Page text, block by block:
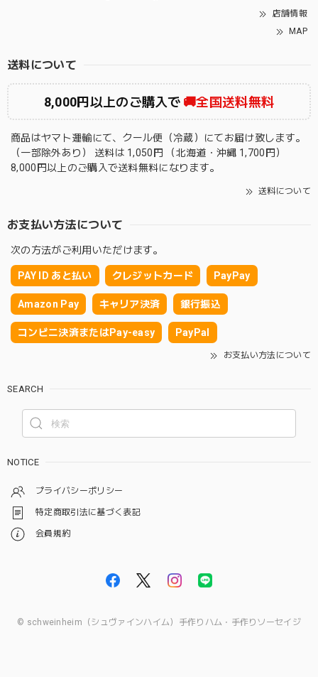
店舗情報
MAP
送料について
8,000円以上のご購入で 🚚全国送料無料
商品はヤマト運輸にて、クール便（冷蔵）にてお届け致します。
（一部除外あり） 送料は 1,050円 （北海道・沖縄 1,700円）
8,000円以上のご購入で送料無料になります。
送料について
お支払い方法について
次の方法がご利用いただけます。
PAY ID あと払い クレジットカード PayPay
Amazon Pay キャリア決済 銀行振込
コンビニ決済またはPay-easy PayPal
お支払い方法について
SEARCH
NOTICE
プライバシーポリシー
特定商取引法に基づく表記
会員規約
© schweinheim（シュヴァインハイム）手作りハム・手作りソーセイジ